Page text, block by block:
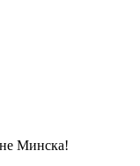
Минска!